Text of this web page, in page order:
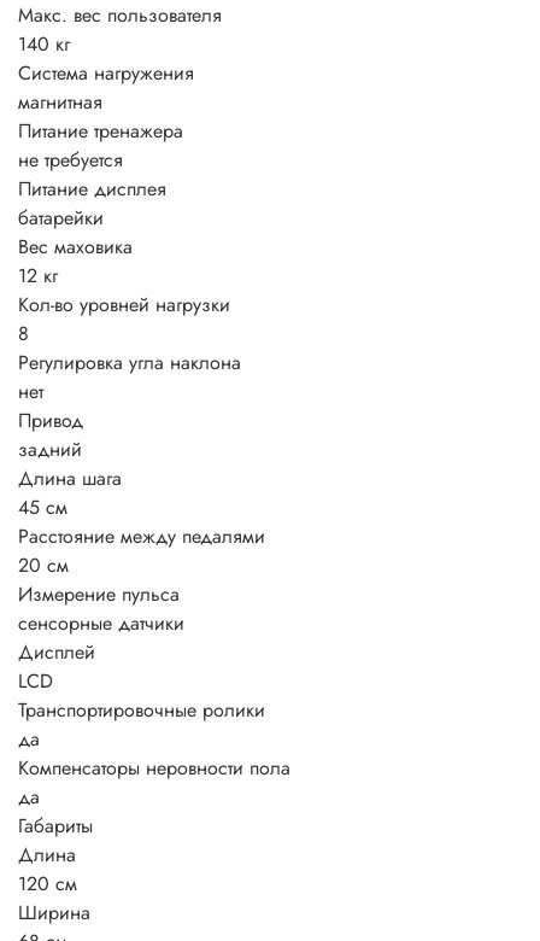
Макс. вес пользователя
140 кг
Система нагружения
магнитная
Питание тренажера
не требуется
Питание дисплея
батарейки
Вес маховика
12 кг
Кол-во уровней нагрузки
8
Регулировка угла наклона
нет
Привод
задний
Длина шага
45 см
Расстояние между педалями
20 см
Измерение пульса
сенсорные датчики
Дисплей
LCD
Транспортировочные ролики
да
Компенсаторы неровности пола
да
Габариты
Длина
120 см
Ширина